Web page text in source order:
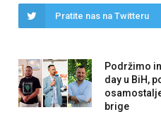
Pratite nas na Twitteru
Podržimo
day u BiH,
brige